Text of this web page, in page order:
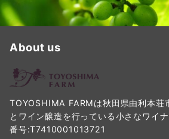
About us
TOYOSHIMA FARMは秋田県由利本荘
とワイン醸造を行っている小さなワイ
番号:T7410001013721